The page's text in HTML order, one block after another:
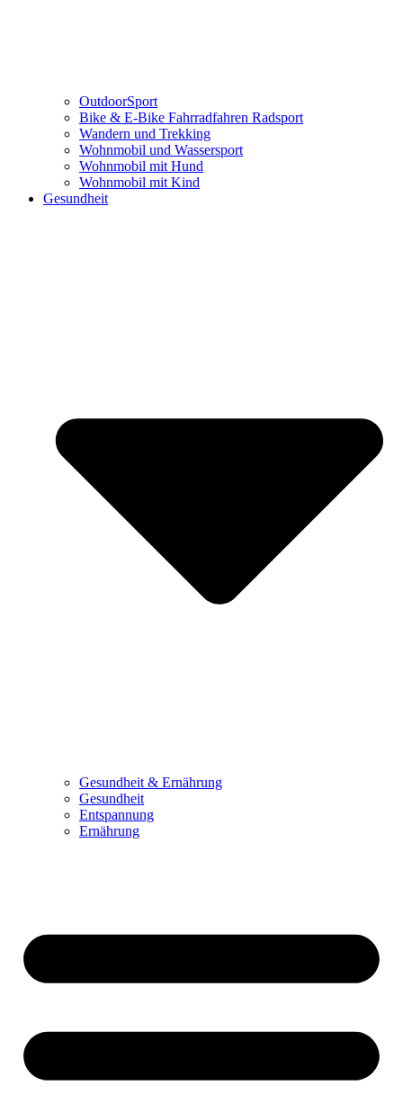
OutdoorSport
Bike & E-Bike Fahrradfahren Radsport
Wandern und Trekking
Wohnmobil und Wassersport
Wohnmobil mit Hund
Wohnmobil mit Kind
Gesundheit
Gesundheit & Ernährung
Gesundheit
Entspannung
Ernährung